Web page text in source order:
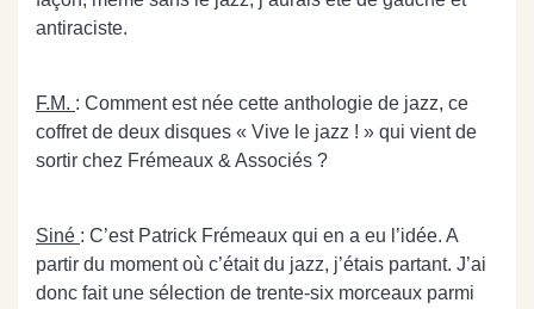
antiraciste.
F.M. : Comment est née cette anthologie de jazz, ce
coffret de deux disques « Vive le jazz ! » qui vient de
sortir chez Frémeaux & Associés ?
Siné : C’est Patrick Frémeaux qui en a eu l’idée. A
partir du moment où c’était du jazz, j’étais partant. J’ai
donc fait une sélection de trente-six morceaux parmi